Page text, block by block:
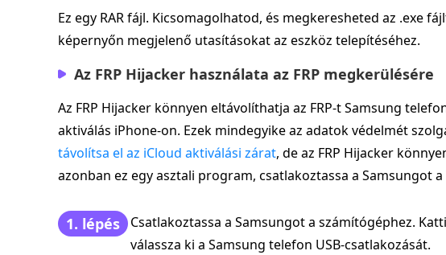
Ez egy RAR fájl. Kicsomagolhatod, és megkeresheted az .exe
képernyőn megjelenő utasításokat az eszköz telepítéséhez.
Az FRP Hijacker használata az FRP megkerülésére
Az FRP Hijacker könnyen eltávolíthatja az FRP-t Samsung
aktiválás iPhone-on. Ezek mindegyike az adatok védelmét
távolítsa el az iCloud aktiválási zárat, de az FRP Hijacker
azonban ez egy asztali program, csatlakoztassa a Samsungot
1. lépés Csatlakoztassa a Samsungot a számítógéphez.
válassza ki a Samsung telefon USB-csatlakozását.